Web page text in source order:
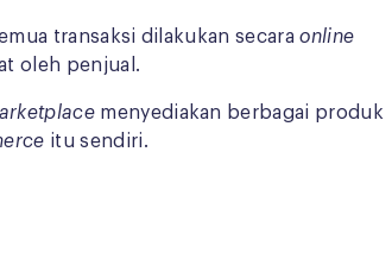
transaksi dilakukan secaraonline
oleh penjual.
menyediakan berbagai produk
itu sendiri.